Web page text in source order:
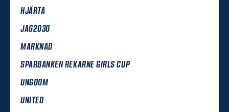
HJÄRTA
JAG2030
MARKNAD
SPARBANKEN REKARNE GIRLS CUP
UNGDOM
UNITED